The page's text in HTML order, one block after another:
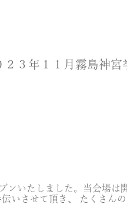
３年１１月霧島神宮
ンいたしました。当会場は
いさせて頂き、 たくさん